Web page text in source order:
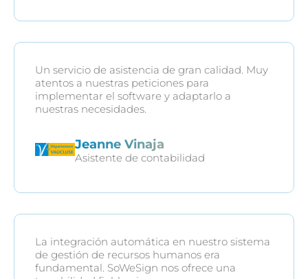
Un servicio de asistencia de gran calidad. Muy
atentos a nuestras peticiones para
implementar el software y adaptarlo a
nuestras necesidades.
Jeanne Vinaja
Asistente de contabilidad
La integración automática en nuestro sistema
de gestión de recursos humanos era
fundamental. SoWeSign nos ofrece una